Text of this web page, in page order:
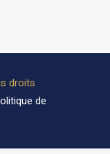
droits
de